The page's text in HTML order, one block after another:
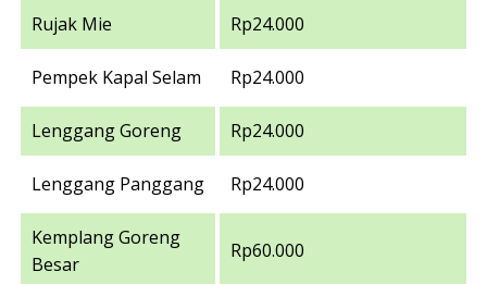
Rujak Mie Rp24.000
Pempek Kapal Selam Rp24.000
Lenggang Goreng Rp24.000
Lenggang Panggang Rp24.000
Kemplang Goreng
Besar
Rp60.000